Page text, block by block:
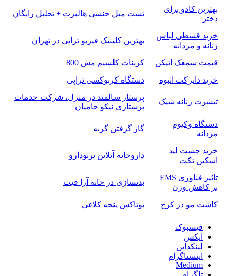
بهترین کادو برای
دختر
تست میل جنسی هالبرت + تحلیل رایگان
خرید قسطی لباس
زنانه و مردانه
بهترین کلینیک فیزیو تراپی در تهران
قیمت سمعک اتیکن
کربنات کلسیم مش 800
خرید دایرکت انبوه
دستگاه کربوکسی تراپی
تیشرت زنانه شیک
پرستار سالمند در منزل، شرکت خدمات
پرستاری نیکو حامیان
دستگاه وکیوم
مردانه
گاز گرفتن گربه
خرید چست لید
اسکین تکت
داروخانه آنلاین پرتودارو
تاثیر فناوری EMS
بر کاهش وزن
بدنسازی در خانه آرا فیت
کاشت مو در کرج بوتاکس پنجه کلاغی
فیسبوک
ایکس
لینکداین
اینستاگرام
Medium